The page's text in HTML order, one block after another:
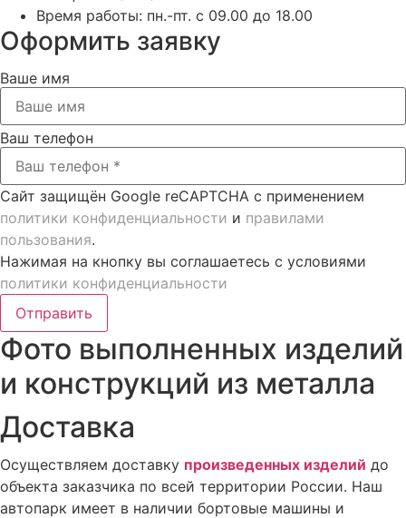
Время работы: пн.-пт. с 09.00 до 18.00
Оформить заявку
Ваше имя
Ваш телефон
Сайт защищён Google reCAPTCHA с применением
политики конфиденциальности и правилами
пользования.
Нажимая на кнопку вы соглашаетесь с условиями
политики конфиденциальности
Отправить
Фото выполненных изделий
и конструкций из металла
Доставка
Осуществляем доставку произведенных изделий до
объекта заказчика по всей территории России. Наш
автопарк имеет в наличии бортовые машины и